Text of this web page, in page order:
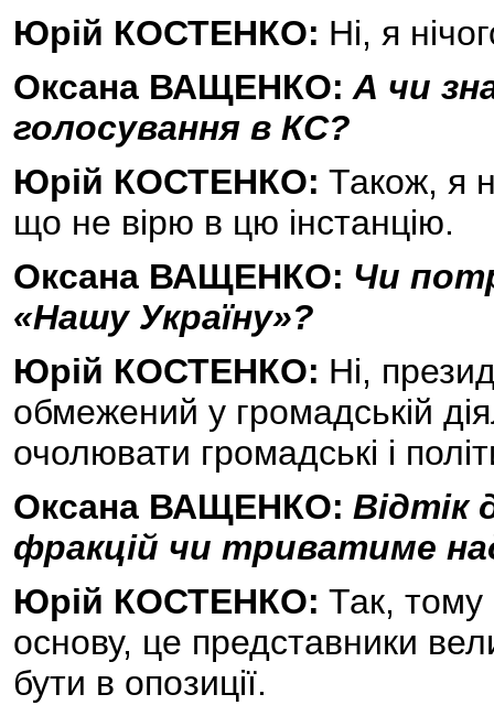
Юрій КОСТЕНКО: Ні, я
Оксана ВАЩЕНКО: А чи
голосування в КС?
Юрій КОСТЕНКО: Також, я
що не вірю в цю інстанцію.
Оксана ВАЩЕНКО: Чи
«Нашу Україну»?
Юрій КОСТЕНКО: Ні,
обмежений у громадській
очолювати громадські і
Оксана ВАЩЕНКО: Відтік
фракцій чи триватиме
Юрій КОСТЕНКО: Так,
основу, це представники
бути в опозиції.